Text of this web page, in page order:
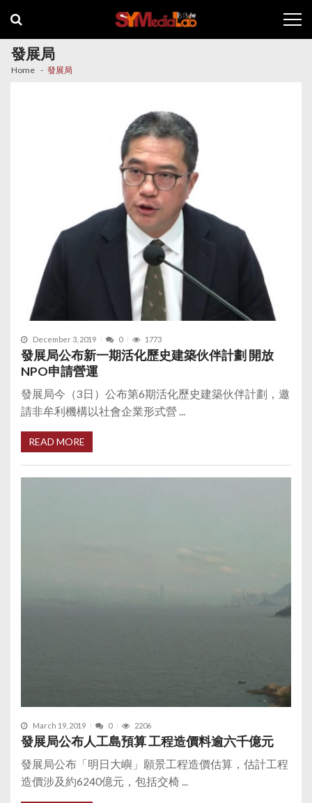
navigation
content
發展局
Home 發展局
December 3, 2019 0 1773
發展局公布新一期活化歷史建築伙伴計劃 開放
NPO申請營運
發展局今（3日）公布第6期活化歷史建築伙伴計劃，邀
請非牟利機構以社會企業形式營 ...
READ MORE
March 19, 2019 0 2206
發展局公布人工島預算 工程造價料逾六千億元
發展局公布「明日大嶼」願景工程造價估算，估計工程
造價涉及約6240億元，包括交椅 ...